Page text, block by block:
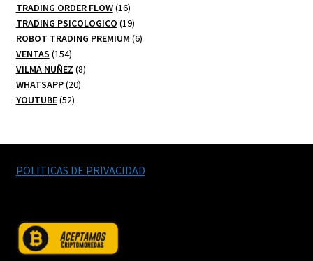
productos
TRADING ORDER FLOW 1616
productos
TRADING PSICOLOGICO 1919
productos
ROBOT TRADING PREMIUM 66
VENTAS 154154
productos
VILMA NUÑEZ 88
WHATSAPP 2020
YOUTUBE 5252
POLITICAS DE PRIVACIDAD